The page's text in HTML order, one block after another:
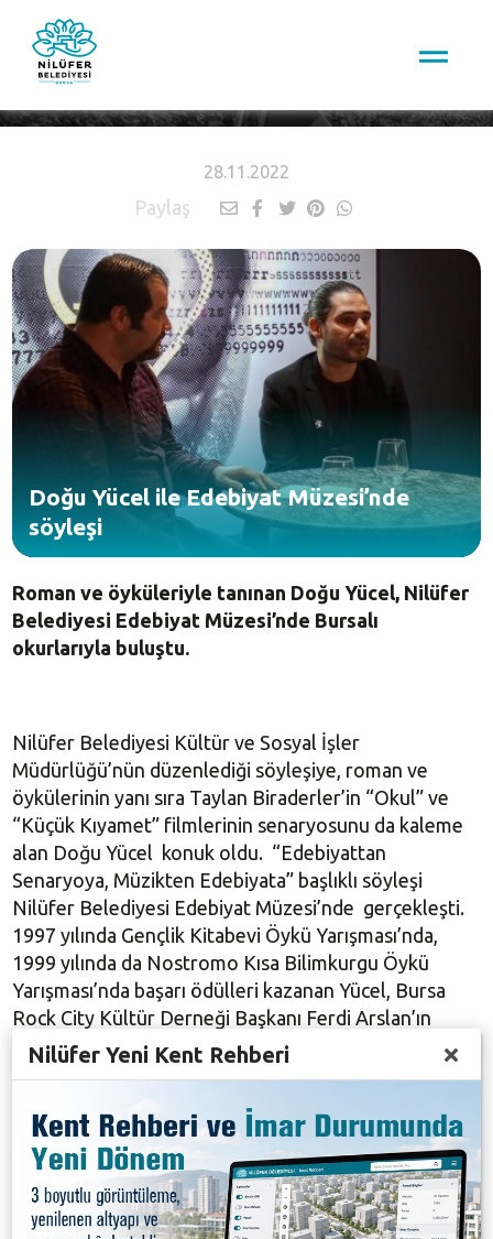
28.11.2022
Paylaş
Doğu Yücel ile Edebiyat Müzesi’nde
söyleşi
Roman ve öyküleriyle tanınan Doğu Yücel, Nilüfer
Belediyesi Edebiyat Müzesi’nde Bursalı
okurlarıyla buluştu.
Nilüfer Belediyesi Kültür ve Sosyal İşler
Müdürlüğü’nün düzenlediği söyleşiye, roman ve
öykülerinin yanı sıra Taylan Biraderler’in “Okul” ve
“Küçük Kıyamet” filmlerinin senaryosunu da kaleme
alan Doğu Yücel konuk oldu. “Edebiyattan
Senaryoya, Müzikten Edebiyata” başlıklı söyleşi
Nilüfer Belediyesi Edebiyat Müzesi’nde gerçekleşti.
1997 yılında Gençlik Kitabevi Öykü Yarışması’nda,
1999 yılında da Nostromo Kısa Bilimkurgu Öykü
Yarışması’nda başarı ödülleri kazanan Yücel, Bursa
Rock City Kültür Derneği Başkanı Ferdi Arslan’ın
edebiyat, senaryo ve müziğe ilişkin sorularını
hayatının dönüm noktalarını samimiyetle katılımcılarla
paylaştı.
Galeri
Nilüfer Yeni Kent Rehberi